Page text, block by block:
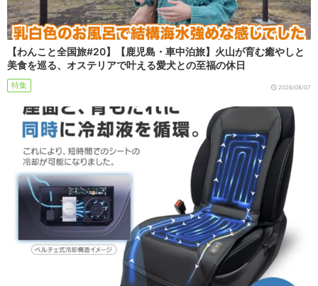
【わんこと全国旅#20】【鹿児島・車中泊旅】火山が育む癒やしと
美食を巡る、オステリアで叶える愛犬との至福の休日
特集 2026/08/07